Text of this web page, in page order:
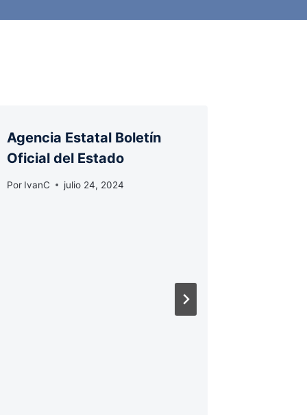
Agencia Estatal Boletín
Oficial del Estado
Por IvanC julio 24, 2024